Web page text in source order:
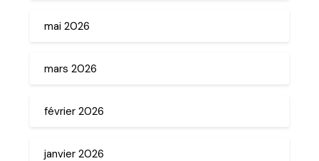
mai 2026
mars 2026
février 2026
janvier 2026